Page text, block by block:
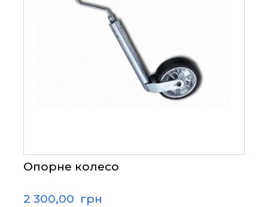
Опорне колесо
2 300,00  грн